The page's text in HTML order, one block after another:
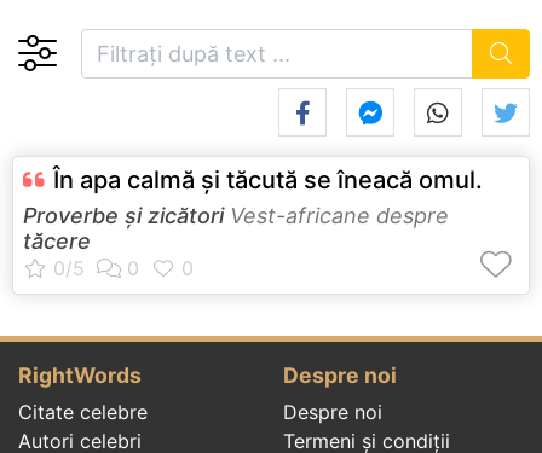
În apa calmă şi tăcută se îneacă omul.
Proverbe și zicătoriVest-africane despre
tăcere
RightWords
Citate celebre
Autori celebri
Despre noi
Despre noi
Termeni și condiții